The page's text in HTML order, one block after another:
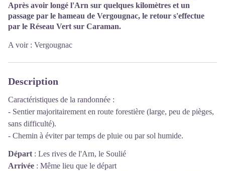
Après avoir longé l'Arn sur quelques kilomètres et un
passage par le hameau de Vergougnac, le retour s'effectue
par le Réseau Vert sur Caraman.
A voir : Vergougnac
Description
Caractéristiques de la randonnée :
- Sentier majoritairement en route forestière (large, peu de pièges,
sans difficulté).
- Chemin à éviter par temps de pluie ou par sol humide.
Départ : Les rives de l'Arn, le Soulié
Arrivée : Même lieu que le départ